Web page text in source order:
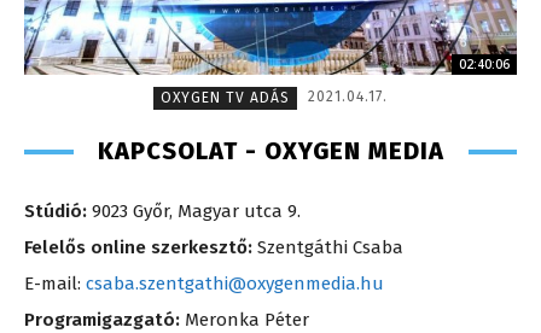
02:40:06
OXYGEN TV ADÁS
2021.04.17.
KAPCSOLAT - OXYGEN MEDIA
Stúdió: 9023 Győr, Magyar utca 9.
Felelős online szerkesztő: Szentgáthi Csaba
E-mail: csaba.szentgathi@oxygenmedia.hu
Programigazgató: Meronka Péter